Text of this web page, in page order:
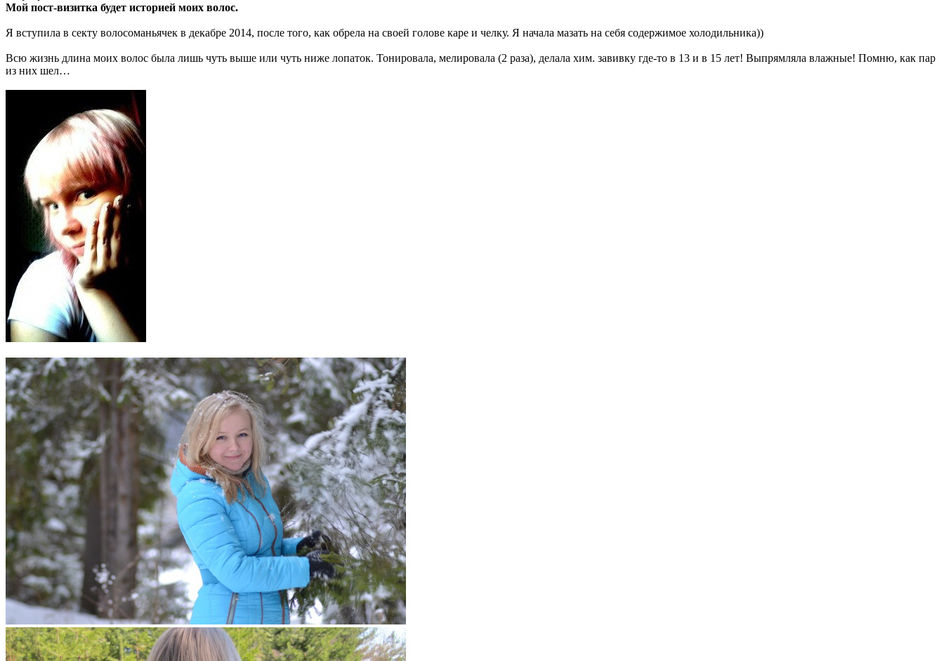
Мой пост-визитка будет историей моих волос.
Я вступила в секту волосоманьячек в декабре 2014, после того, как обрела на своей голове каре и челку. Я начала мазать на себя содержимое холодильника))
Всю жизнь длина моих волос была лишь чуть выше или чуть ниже лопаток. Тонировала, мелировала (2 раза), делала хим. завивку где-то в 13 и в 15 лет! Выпрямляла влажные! Помню, как пар
из них шел…